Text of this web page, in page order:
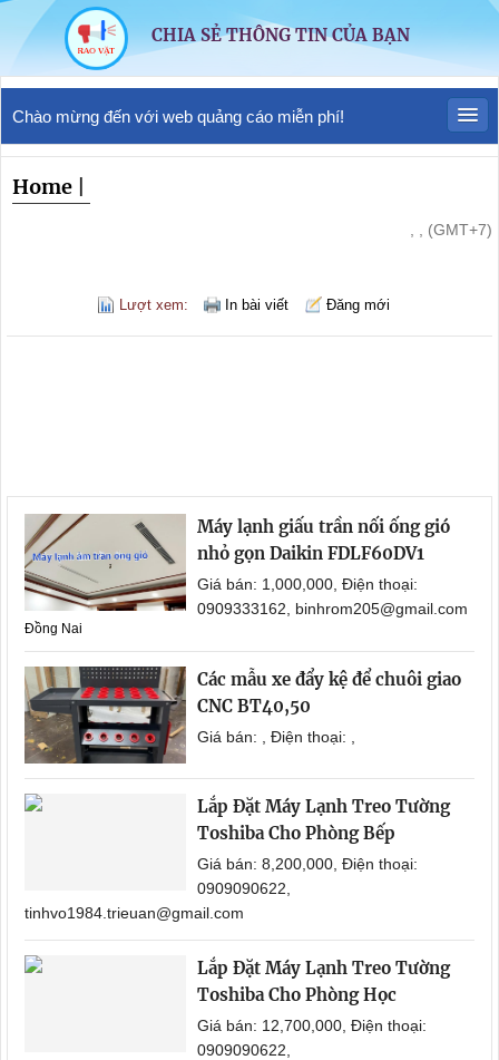
CHIA SẺ THÔNG TIN CỦA BẠN
Chào mừng đến với web quảng cáo miễn phí!
Home
, , (GMT+7)
Lượt xem: In bài viết Đăng mới
Máy lạnh giấu trần nối ống gió
nhỏ gọn Daikin FDLF60DV1
Giá bán: 1,000,000, Điện thoại:
0909333162, binhrom205@gmail.com
Đồng Nai
Các mẫu xe đẩy kệ để chuôi giao
CNC BT40,50
Giá bán: , Điện thoại: ,
Lắp Đặt Máy Lạnh Treo Tường
Toshiba Cho Phòng Bếp
Giá bán: 8,200,000, Điện thoại:
0909090622,
tinhvo1984.trieuan@gmail.com
Lắp Đặt Máy Lạnh Treo Tường
Toshiba Cho Phòng Học
Giá bán: 12,700,000, Điện thoại:
0909090622,